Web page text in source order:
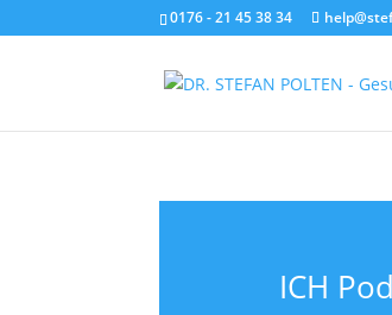
0176 - 21 45 38 34
ICH